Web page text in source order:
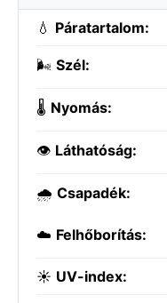
💧 Páratartalom:
🌬️ Szél:
🌡️ Nyomás:
👁️ Láthatóság:
🌧️ Csapadék:
☁️ Felhőborítás:
☀️ UV-index: